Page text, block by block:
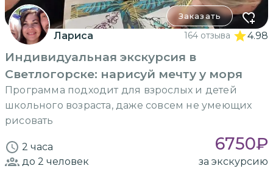
Заказать
Лариса 164 отзыва 4.98
Индивидуальная экскурсия в
Светлогорске: нарисуй мечту у моря
Программа подходит для взрослых и детей
школьного возраста, даже совсем не умеющих
рисовать
2 часа 6750₽
до 2 человек за экскурсию